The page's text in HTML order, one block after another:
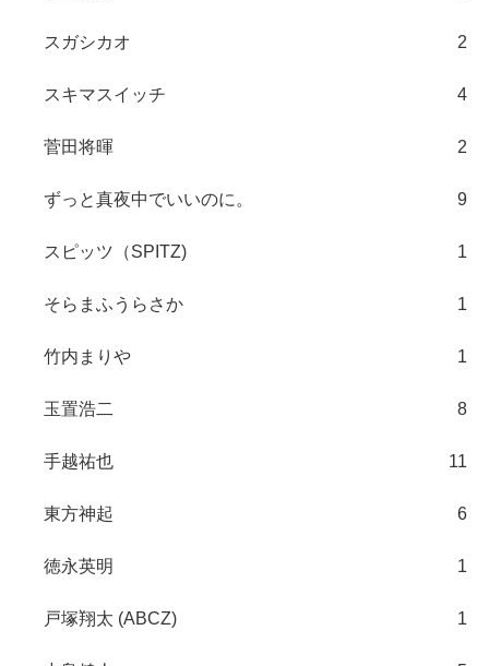
スガシカオ 2
スキマスイッチ 4
菅田将暉 2
ずっと真夜中でいいのに。 9
スピッツ（SPITZ) 1
そらまふうらさか 1
竹内まりや 1
玉置浩二 8
手越祐也 11
東方神起 6
徳永英明 1
戸塚翔太 (ABCZ) 1